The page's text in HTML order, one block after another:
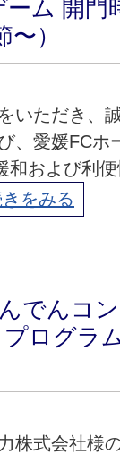
ーム 開門
）
いただき、
、愛媛FCホ
和および利
をみる
でんコ
ログラ
株式会社様